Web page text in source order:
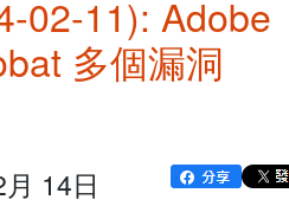
02-11): Adobe
多個漏洞
14日